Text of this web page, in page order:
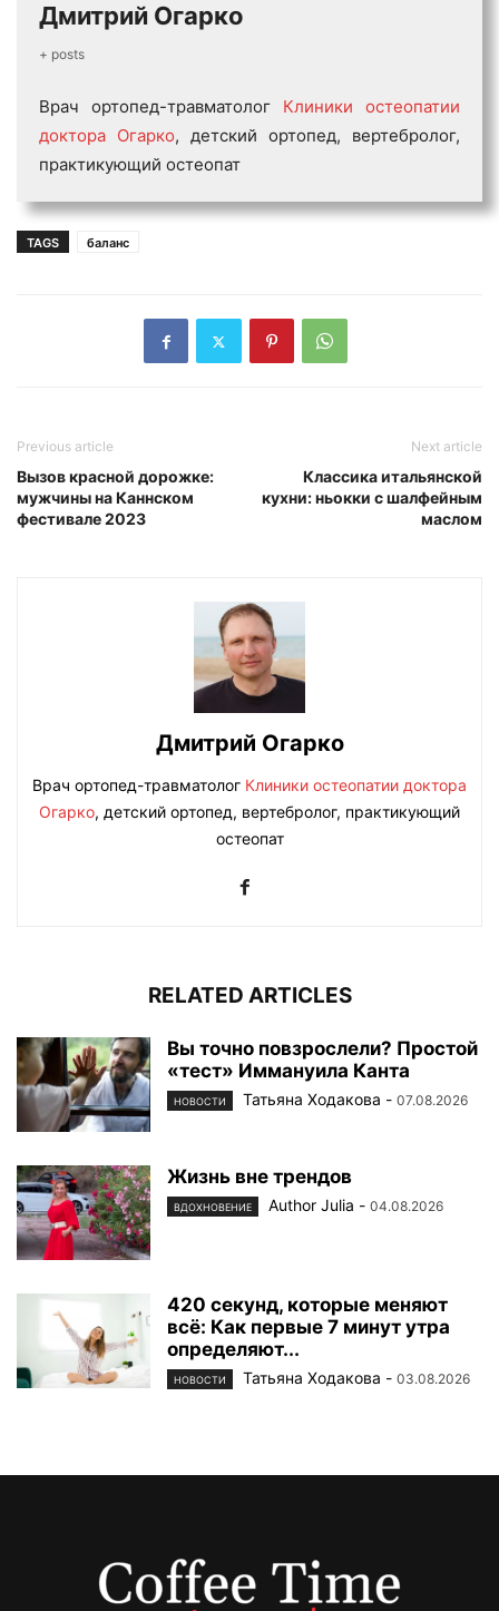
Дмитрий Огарко
+ posts
Врач ортопед-травматолог Клиники остеопатии
доктора Огарко, детский ортопед, вертебролог,
практикующий остеопат
TAGS баланс
Previous article
Вызов красной дорожке:
мужчины на Каннском
фестивале 2023
Next article
Классика итальянской
кухни: ньокки с шалфейным
маслом
Дмитрий Огарко
Врач ортопед-травматолог Клиники остеопатии доктора
Огарко, детский ортопед, вертебролог, практикующий
остеопат
RELATED ARTICLES
Вы точно повзрослели? Простой
«тест» Иммануила Канта
НОВОСТИ Татьяна Ходакова - 07.08.2026
Жизнь вне трендов
ВДОХНОВЕНИЕ Author Julia - 04.08.2026
420 секунд, которые меняют
всё: Как первые 7 минут утра
определяют...
НОВОСТИ Татьяна Ходакова - 03.08.2026